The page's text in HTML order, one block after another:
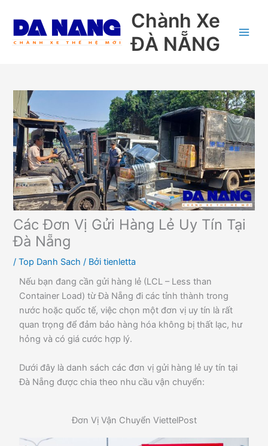
Chành Xe
ĐÀ NẴNG
Các Đơn Vị Gửi Hàng Lẻ Uy Tín Tại
Đà Nẵng
/Top Danh Sach / Bởitienletta
Nếu bạn đang cần gửi hàng lẻ (LCL – Less than
Container Load) từ Đà Nẵng đi các tỉnh thành trong
nước hoặc quốc tế, việc chọn một đơn vị uy tín là rất
quan trọng để đảm bảo hàng hóa không bị thất lạc, hư
hỏng và có giá cước hợp lý.
Dưới đây là danh sách các đơn vị gửi hàng lẻ uy tín tại
Đà Nẵng được chia theo nhu cầu vận chuyển:
Đơn Vị Vận Chuyển ViettelPost